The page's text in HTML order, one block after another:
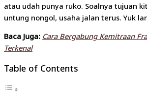
atau udah punya ruko. Soalnya tujuan
untung nongol, usaha jalan terus. Yuk
Baca Juga: Cara Bergabung Kemitraan
Terkenal
Table of Contents